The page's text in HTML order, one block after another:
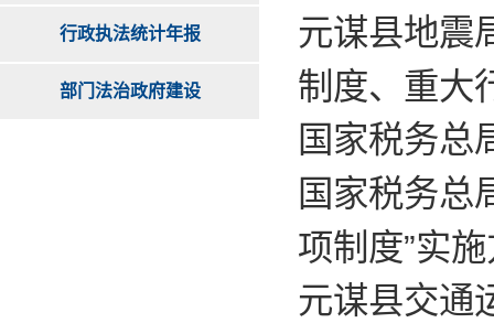
行政执法统计年报
部门法治政府建设
元谋县地震
制度、重大
国家税务总
国家税务总
项制度”实
元谋县交通